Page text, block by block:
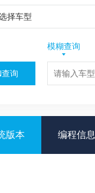
择车型
询
模糊查询
版本 编程信息